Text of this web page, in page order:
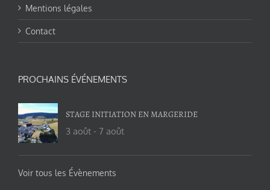
Mentions légales
Contact
PROCHAINS ÉVÉNEMENTS
STAGE INITIATION EN MARGERIDE
3 août - 7 août
Voir tous les Évènements